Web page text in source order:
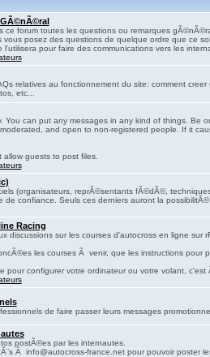
ce forum toutes les questions ou remarques
vous posez des questions de quelque ordre que ce
l'utilisera pour faire des communications vers les
relatives au fonctionnement du site: comment creer
etc...
You can put any messages in any kind of things. Be
and open to non-registered people. If it
guests to post files.
(organisateurs, reprÃ©sentants fÃ©dÃ©,
de confiance. Seuls ces derniers auront la
Racing
discussions sur les courses d'autocross en ligne sur
les courses Ã venir, que les instructions pour
pour configurer votre ordinateur ou votre volant, c'est
de faire passer leurs messages
postÃ©es par les internautes.
Ã info@autocross-france.net pour pouvoir poster